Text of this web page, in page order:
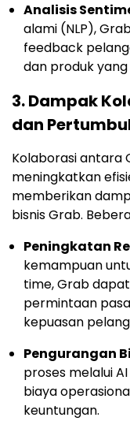
Analisis
alami (NLP),
feedback
dan produk
3.Dampak
dan
Kolaborasi antara
meningkatkan
memberikan
bisnis Grab.
Peningkatan
kemampuan
time, Grab
permintaan
kepuasan
Pengurangan
proses melalui
biaya
keuntungan.